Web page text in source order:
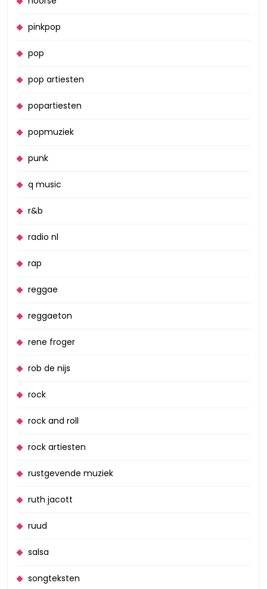
pinkpop
pop
pop artiesten
popartiesten
popmuziek
punk
q music
r&b
radio nl
rap
reggae
reggaeton
rene froger
rob de nijs
rock
rock and roll
rock artiesten
rustgevende muziek
ruth jacott
ruud
salsa
songteksten